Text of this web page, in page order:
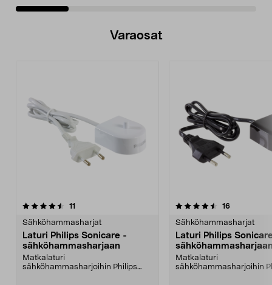
Varaosat
11
Sähköhammasharjat
Laturi Philips Sonicare -
sähköhammasharjaan
Matkalaturi
sähköhammasharjoihin Philips
4.5viidestä
16arvostelut
Sähköhammasharjat
Laturi Philips
Matkalaturi
sähköhammasharjoihin
4.5viidestä